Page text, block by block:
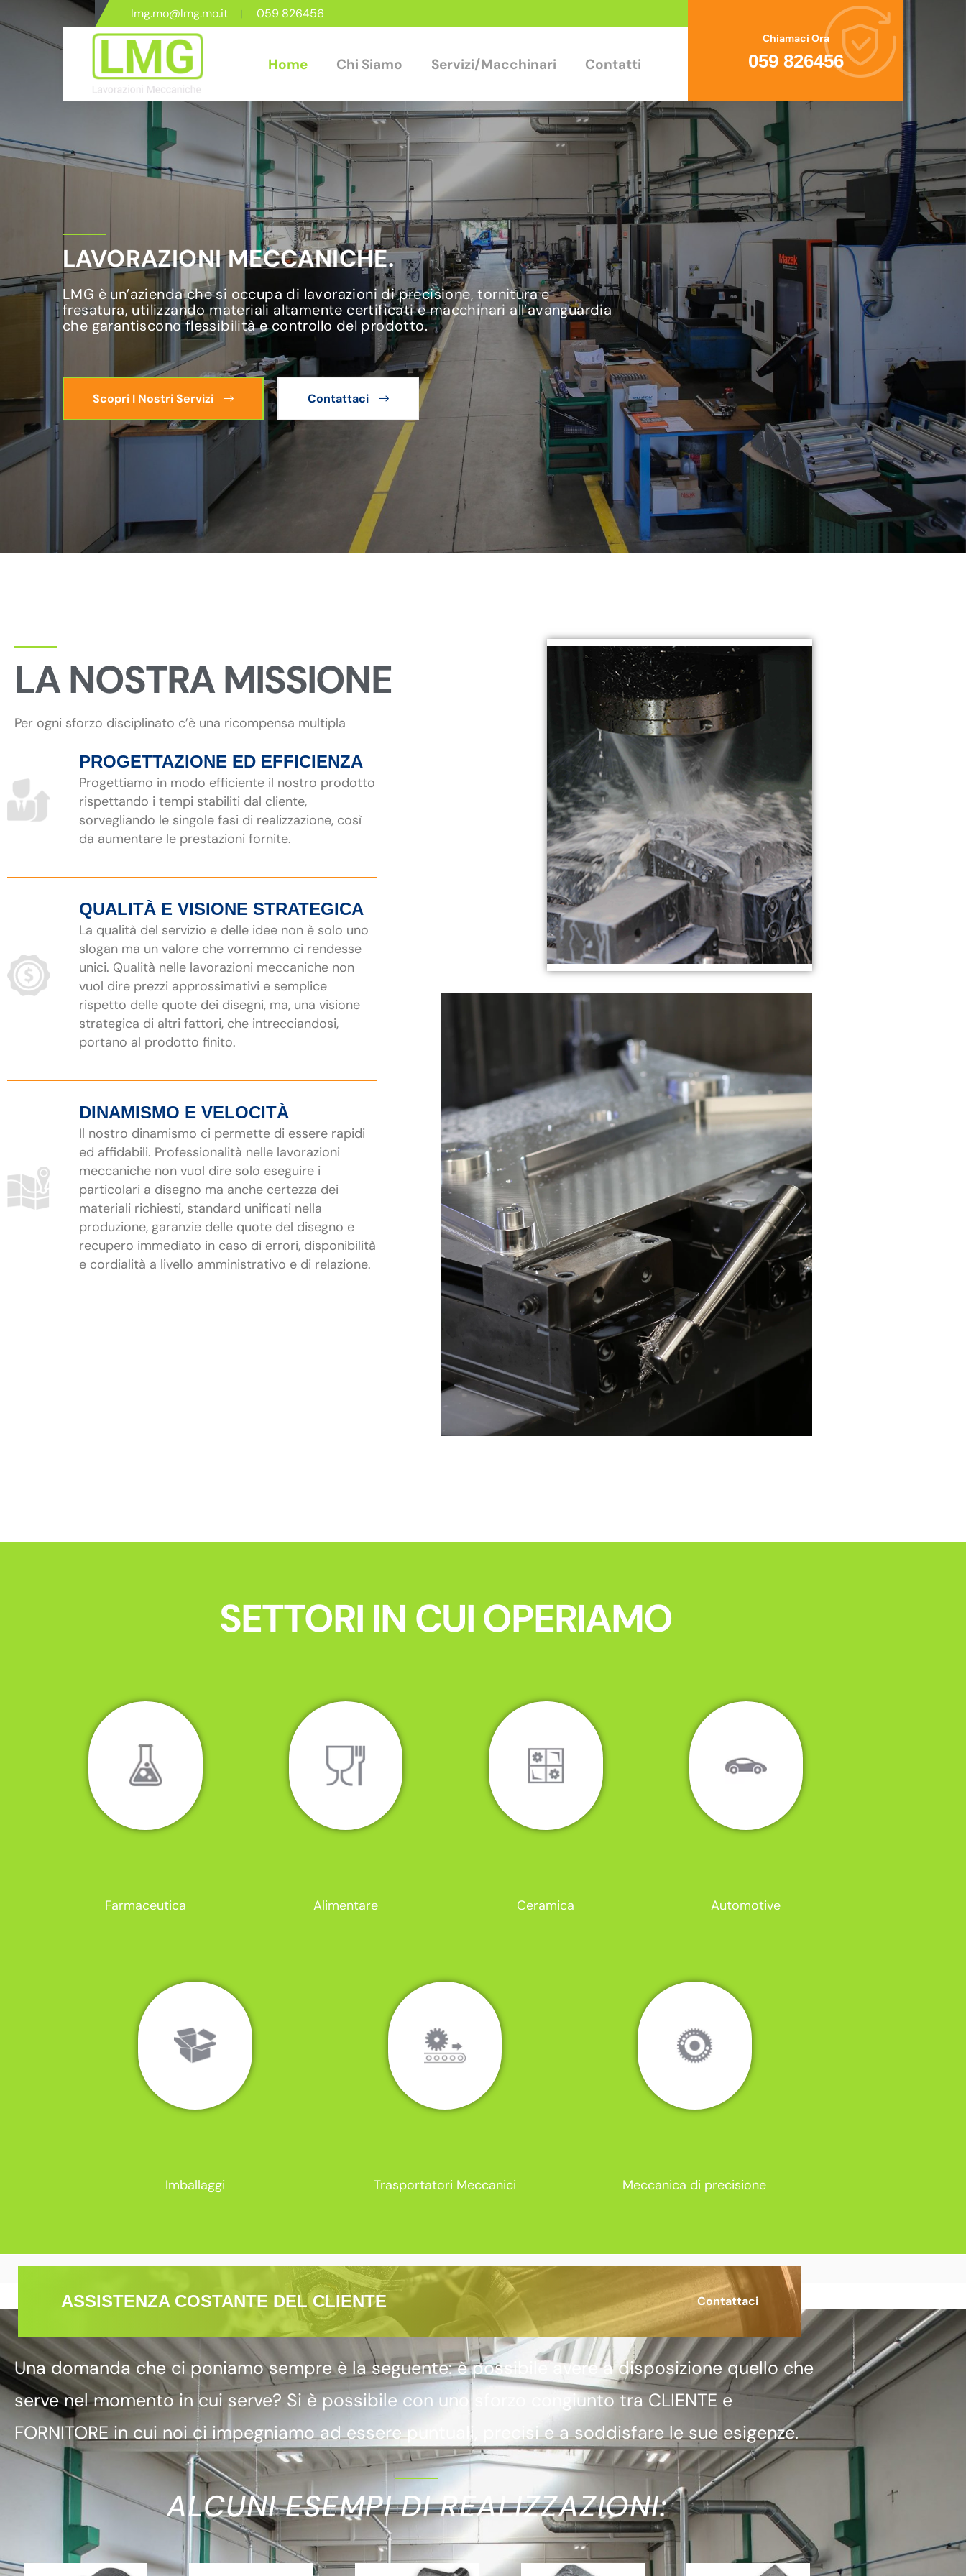
lmg.mo@lmg.mo.it 059 826456
Home Chi Siamo Servizi/Macchinari Contatti
Chiamaci Ora
059 826456
LAVORAZIONI MECCANICHE.
LMG è un’azienda che si occupa di lavorazioni di precisione, tornitura e
fresatura, utilizzando materiali altamente certificati e macchinari all’avanguardia
che garantiscono flessibilità e controllo del prodotto.
Scopri I Nostri Servizi Contattaci
LA NOSTRA MISSIONE
Per ogni sforzo disciplinato c’è una ricompensa multipla
PROGETTAZIONE ED EFFICIENZA
Progettiamo in modo efficiente il nostro prodotto
rispettando i tempi stabiliti dal cliente,
sorvegliando le singole fasi di realizzazione, così
da aumentare le prestazioni fornite.
QUALITÀ E VISIONE STRATEGICA
La qualità del servizio e delle idee non è solo uno
slogan ma un valore che vorremmo ci rendesse
unici. Qualità nelle lavorazioni meccaniche non
vuol dire prezzi approssimativi e semplice
rispetto delle quote dei disegni, ma, una visione
strategica di altri fattori, che intrecciandosi,
portano al prodotto finito.
DINAMISMO E VELOCITÀ
Il nostro dinamismo ci permette di essere rapidi
ed affidabili. Professionalità nelle lavorazioni
meccaniche non vuol dire solo eseguire i
particolari a disegno ma anche certezza dei
materiali richiesti, standard unificati nella
produzione, garanzie delle quote del disegno e
recupero immediato in caso di errori, disponibilità
e cordialità a livello amministrativo e di relazione.
SETTORI IN CUI OPERIAMO
Farmaceutica Alimentare Ceramica Automotive
Imballaggi Trasportatori Meccanici Meccanica di precisione
ASSISTENZA COSTANTE DEL CLIENTE Contattaci
Una domanda che ci poniamo sempre è la seguente: è possibile avere a disposizione quello che
serve nel momento in cui serve? Si è possibile con uno sforzo congiunto tra CLIENTE e
FORNITORE in cui noi ci impegniamo ad essere puntuali, precisi e a soddisfare le sue esigenze.
ALCUNI ESEMPI DI REALIZZAZIONI: